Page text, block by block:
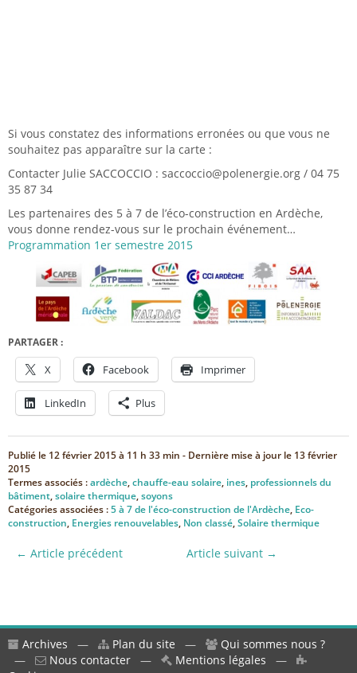
Si vous constatez des informations erronées ou que vous ne
souhaitez pas apparaître sur la carte :
Contacter Julie SACCOCCIO : saccoccio@polenergie.org / 04 75
35 87 34
Les partenaires des 5 à 7 de l’éco-construction en Ardèche,
vous donne rendez-vous sur le prochain événement…
Programmation 1er semestre 2015
PARTAGER :
X Facebook Imprimer
LinkedIn Plus
Publié le 12 février 2015 à 11 h 33 min - Dernière mise à jour le 13 février
2015
Termes associés :ardèche,chauffe-eau solaire, ines, professionnels du
bâtiment,solaire thermique,soyons
Catégories associées :5 à 7 de l'éco-construction de l'Ardèche, Eco-
construction, Energies renouvelables, Non classé,Solaire thermique
← Article précédent Article suivant →
Archives — Plan du site —
Qui sommes nous ?
—
Nous contacter — Mentions légales —